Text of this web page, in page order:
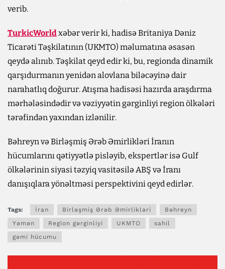
verib.
TurkicWorldxəbər verir ki, hadisə Britaniya Dəniz
Ticarəti Təşkilatının (UKMTO) məlumatına əsasən
qeydə alınıb. Təşkilat qeyd edir ki, bu, regionda dinamik
qarşıdurmanın yenidən alovlana biləcəyinə dair
narahatlıq doğurur. Atışma hadisəsi hazırda araşdırma
mərhələsindədir və vəziyyətin gərginliyi region ölkələri
tərəfindən yaxından izlənilir.
Bəhreyn və Birləşmiş Ərəb Əmirlikləri İranın
hücumlarını qətiyyətlə pisləyib, ekspertlər isə Gulf
ölkələrinin siyasi təzyiq vasitəsilə ABŞ və İranı
danışıqlara yönəltməsi perspektivini qeyd edirlər.
Tags: İran Birləşmiş Ərəb Əmirlikləri
Bəhreyn
Yəmən
Region gərginliyi UKMTO
sahil
gəmi hücumu